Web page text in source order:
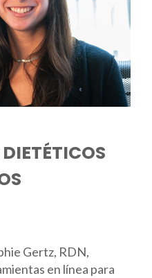
Gertz, RDN,
en línea para